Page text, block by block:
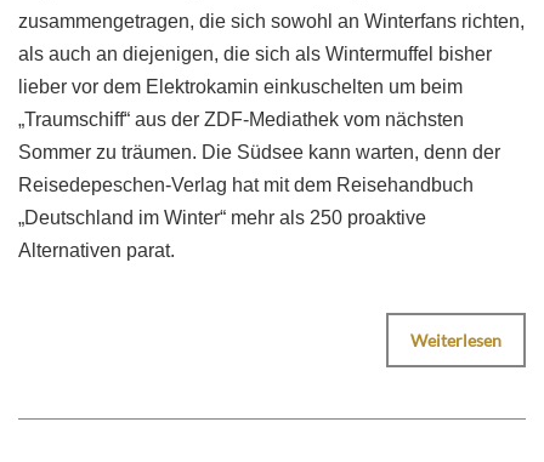
zusammengetragen, die sich sowohl an Winterfans richten,
als auch an diejenigen, die sich als Wintermuffel bisher
lieber vor dem Elektrokamin einkuschelten um beim
„Traumschiff“ aus der ZDF-Mediathek vom nächsten
Sommer zu träumen. Die Südsee kann warten, denn der
Reisedepeschen-Verlag hat mit dem Reisehandbuch
„Deutschland im Winter“ mehr als 250 proaktive
Alternativen parat.
Weiterlesen